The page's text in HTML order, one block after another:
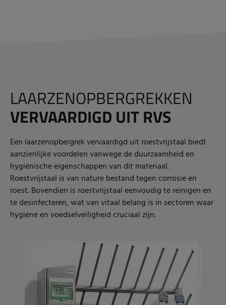
LAARZENOPBERGREKKEN
VERVAARDIGD UIT RVS
Een laarzenopbergrek vervaardigd uit roestvrijstaal biedt
aanzienlijke voordelen vanwege de duurzaamheid en
hygiënische eigenschappen van dit materiaal.
Roestvrijstaal is van nature bestand tegen corrosie en
roest. Bovendien is roestvrijstaal eenvoudig te reinigen en
te desinfecteren, wat van vitaal belang is in sectoren waar
hygiëne en voedselveiligheid cruciaal zijn.